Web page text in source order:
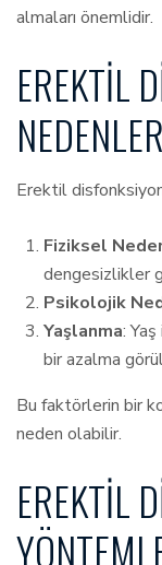
almaları önemlidir.
EREKTIL
Erektil
Fiziksel
dengesizlikler
Psikolojik
Yaşlanma:
bir azalma
Bu faktörlerin bir
neden olabilir.
EREKTIL